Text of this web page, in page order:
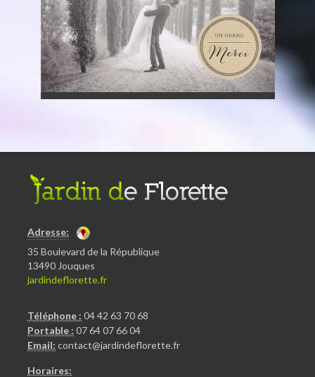
Adresse:
35 Boulevard de la République
13490 Jouques
jardindeflorette.fr
Téléphone : 04 42 63 70 68
Portable : 07 64 07 66 04
Email: contact@jardindeflorette.fr
Horaires: